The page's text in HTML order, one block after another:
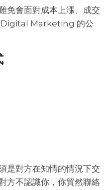
免會面對成本上漲、成交
Digital Marketing 的公
是對方在知情的情況下交
方不認識你，你貿然聯絡